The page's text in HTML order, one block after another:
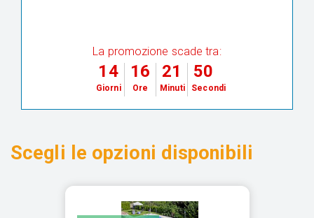
La promozione scade tra:
14
Giorni
16
Ore
21
Minuti
49
Secondi
Scegli le opzioni disponibili